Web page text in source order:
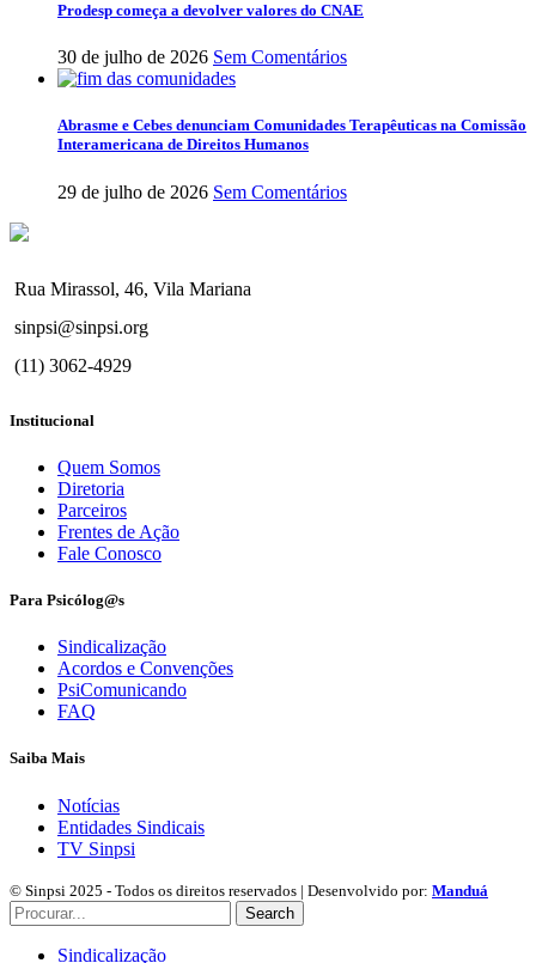
Prodesp começa a devolver valores do CNAE
30 de julho de 2026 Sem Comentários
Abrasme e Cebes denunciam Comunidades Terapêuticas na Comissão
Interamericana de Direitos Humanos
29 de julho de 2026 Sem Comentários
Rua Mirassol, 46, Vila Mariana
sinpsi@sinpsi.org
(11) 3062-4929
Institucional
Quem Somos
Diretoria
Parceiros
Frentes de Ação
Fale Conosco
Para Psicólog@s
Sindicalização
Acordos e Convenções
PsiComunicando
FAQ
Saiba Mais
Notícias
Entidades Sindicais
TV Sinpsi
© Sinpsi 2025 - Todos os direitos reservados | Desenvolvido por: Manduá
Search
Sindicalização